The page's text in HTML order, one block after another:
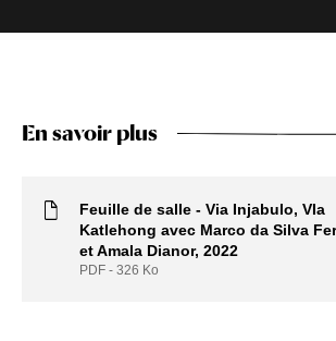
En savoir plus
Feuille de salle - Via Injabulo, VIa
Katlehong avec Marco da Silva
et Amala Dianor, 2022
PDF - 326 Ko